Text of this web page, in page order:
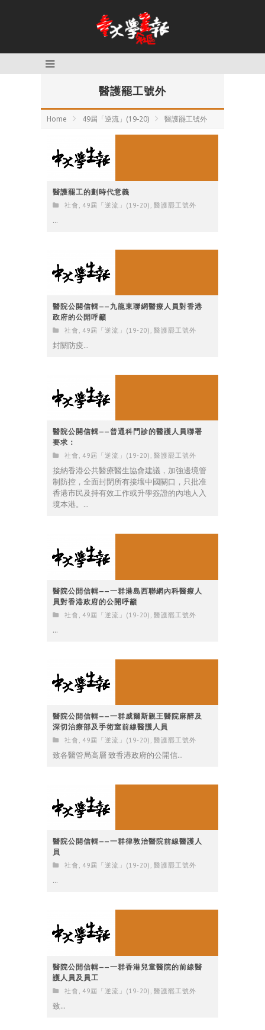
醫護罷工號外
Home 49屆「逆流」(19-20) 醫護罷工號外
醫護罷工的劃時代意義
社會 49屆「逆流」(19-20) 醫護罷工號外
...
醫院公開信輯——九龍東聯網醫療人員對香港
政府的公開呼籲
社會 , 49屆「逆流」(19-20) , 醫護罷工號外
封關防疫...
醫院公開信輯——普通科門診的醫護人員聯署
要求：
社會 , 49屆「逆流」(19-20) , 醫護罷工號外
接納香港公共醫療醫生協會建議，加強邊境管
制防控，全面封閉所有接壤中國關口，只批准
香港市民及持有效工作或升學簽證的內地人入
境本港。...
醫院公開信輯——一群港島西聯網內科醫療人
員對香港政府的公開呼籲
社會 49屆「逆流」(19-20) 醫護罷工號外
...
醫院公開信輯——一群威爾斯親王醫院麻醉及
深切治療部及手術室前線醫護人員
社會 , 49屆「逆流」(19-20) , 醫護罷工號外
致各醫管局高層 致香港政府的公開信...
醫院公開信輯——一群律敦治醫院前線醫護人
員
社會 , 49屆「逆流」(19-20) , 醫護罷工號外
...
醫院公開信輯——一群香港兒童醫院的前線醫
護人員及員工
社會 49屆「逆流」(19-20) 醫護罷工號外
致...